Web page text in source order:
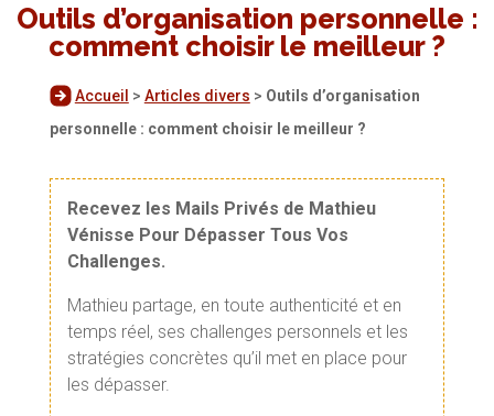
Outils d’organisation personnelle :
comment choisir le meilleur ?
Accueil > Articles divers > Outils d’organisation
personnelle : comment choisir le meilleur ?
Recevez les Mails Privés de Mathieu
Vénisse Pour Dépasser Tous Vos
Challenges.
Mathieu partage, en toute authenticité et en
temps réel, ses challenges personnels et les
stratégies concrètes qu’il met en place pour
les dépasser.